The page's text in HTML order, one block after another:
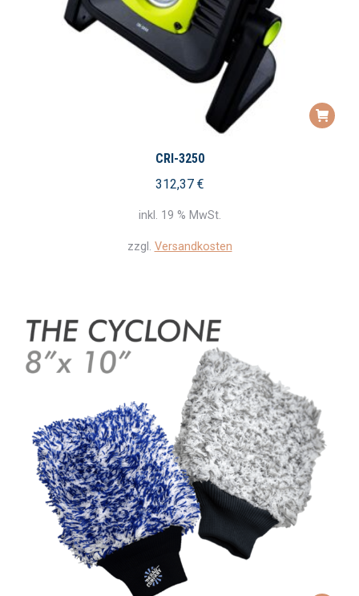
CRI-3250
312,37 €
inkl. 19 % MwSt.
zzgl. Versandkosten